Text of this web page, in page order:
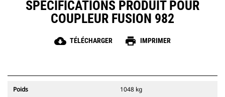
SPÉCIFICATIONS PRODUIT POUR
COUPLEUR FUSION 982
cloud_download TÉLÉCHARGER print IMPRIMER
Poids 1048 kg